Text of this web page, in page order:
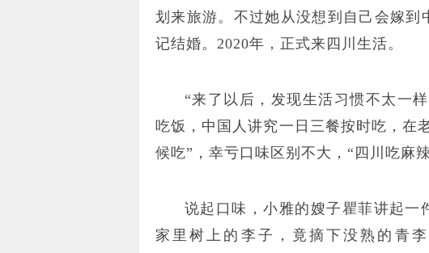
划来旅游。不过她从没想到自己会嫁
记结婚。2020年，正式来四川生活。
“来了以后，发现生活习惯不太一
吃饭，中国人讲究一日三餐按时吃，在
候吃”，幸亏口味区别不大，“四川吃麻
说起口味，小雅的嫂子瞿菲讲起一
家里树上的李子，竟摘下没熟的青